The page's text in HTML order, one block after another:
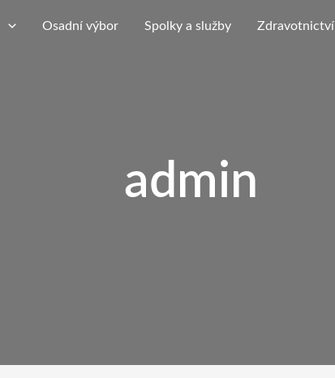
Osadní výbor Spolky a služby Zdravotnictví
admin